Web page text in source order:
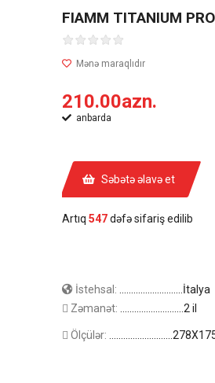
FIAMM TITANIUM
210.00azn.
anbarda
Səbətə əlavə et
Artıq 547dəfə sifariş edilib
İstehsal:
...........................İtalya
Zəmanət:
...........................2 il
Ölçülər: